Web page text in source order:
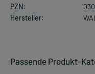
PZN:
Hersteller:
Passende Produkt-